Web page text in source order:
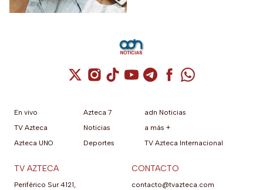
Cuenta de X / Twitter (se abre en una
Cuenta de Instagram (se abre en una
Cuenta de TikTok (se abre en
Cuenta de YouTube (se abre
Cuenta de Telegram (se
Cuenta de
Cuenta de
En vivo
TV Azteca
Azteca UNO
Azteca 7
Noticias
Deportes
adn Noticias
a más +
TV Azteca Internacional
TV AZTECA
Periférico Sur 4121,
CONTACTO
contacto@tvazteca.com